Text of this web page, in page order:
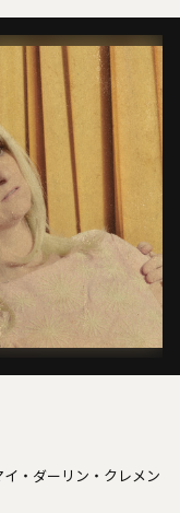
・ダーリン・クレメン